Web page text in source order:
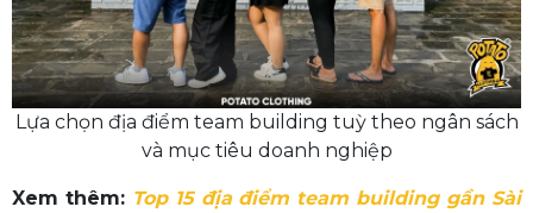
Lựa chọn địa điểm team building tuỳ theo ngân sách
và mục tiêu doanh nghiệp
Xem thêm: Top 15 địa điểm team building gần Sài